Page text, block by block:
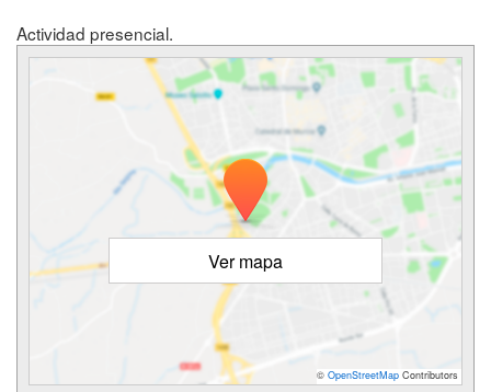
Actividad presencial.
Ver mapa
© OpenStreetMap Contributors